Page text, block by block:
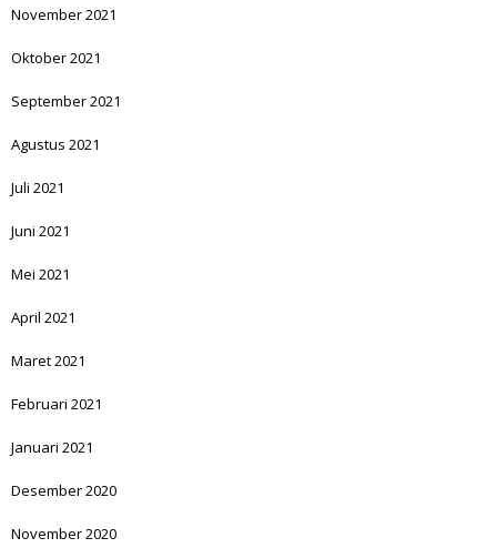
November 2021
Oktober 2021
September 2021
Agustus 2021
Juli 2021
Juni 2021
Mei 2021
April 2021
Maret 2021
Februari 2021
Januari 2021
Desember 2020
November 2020